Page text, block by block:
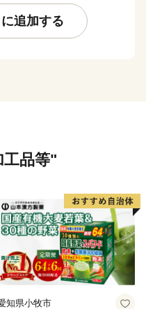
ＯＬ編」
ん。
を覚えてもらおう編」
追加する
工品等"
知県小牧市